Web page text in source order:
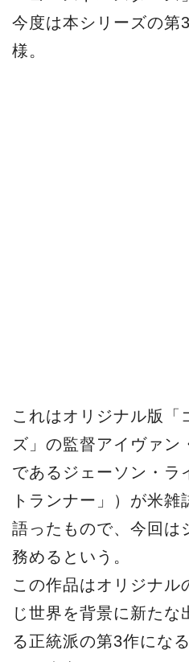
今度は本シリーズの第
様。
これはオリジナル版「
ズ」の監督アイヴァン
であるジェーソン・ラ
トランナー」）が米雑
語ったもので、今回は
務めるという。
この作品はオリジナル
じ世界を背景に新たな
る正統派の第3作にな